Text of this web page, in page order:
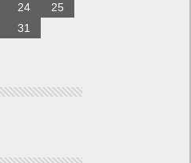
24
25
31